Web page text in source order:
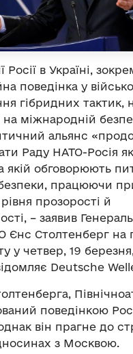
Росії в Україні,
поведінка у
гібридних тактик,
на міжнародній
альянс
Раду НАТО-Росія
якій обговорюють
працюючи
прозорості й
– заявив
Єнс Столтенберг на
у четвер, 19
Deutsche
поведінкою
він прагне до
з Москвою.